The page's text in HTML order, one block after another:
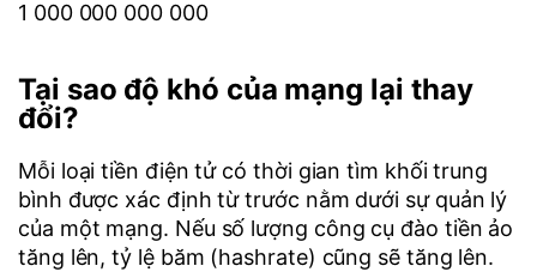
1 000 000 000 000
Tại sao độ khó của mạng lại thay
đổi?
Mỗi loại tiền điện tử có thời gian tìm khối trung
bình được xác định từ trước nằm dưới sự quản lý
của một mạng. Nếu số lượng công cụ đào tiền ảo
tăng lên, tỷ lệ băm (hashrate) cũng sẽ tăng lên.